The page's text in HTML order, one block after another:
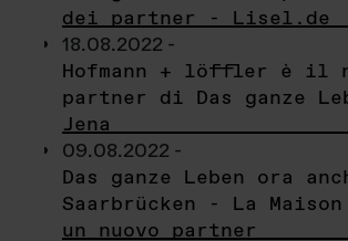
dei partner - Lisel.de
18.08.2022 -
Hofmann + löffler è il
partner di Das ganze
Jena
09.08.2022 -
Das ganze Leben ora
Saarbrücken - La
un nuovo partner